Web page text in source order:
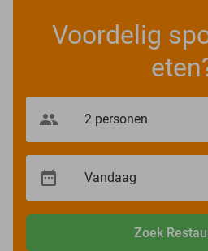
Voordelig
Zoek